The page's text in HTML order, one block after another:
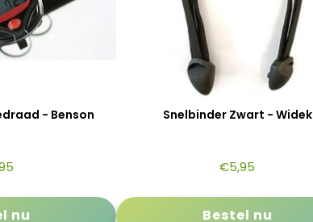
- Benson
nu
Snelbinder Zwart - Widek
€5,95
Bestel nu